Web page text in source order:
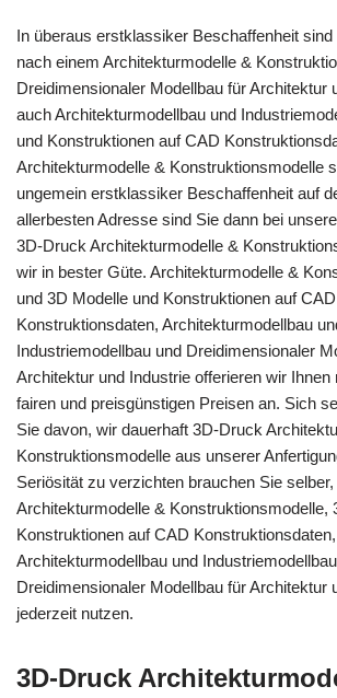
In überaus erstklassiker Beschaffenheit
nach einem Architekturmodelle &
Dreidimensionaler Modellbau für Architektur
auch Architekturmodellbau und
und Konstruktionen auf CAD
Architekturmodelle & Konstruktionsmodelle
ungemein erstklassiker Beschaffenheit auf
allerbesten Adresse sind Sie dann bei
3D-Druck Architekturmodelle &
wir in bester Güte. Architekturmodelle &
und 3D Modelle und Konstruktionen auf CAD
Konstruktionsdaten, Architekturmodellbau
Industriemodellbau und Dreidimensionaler
Architektur und Industrie offerieren wir
fairen und preisgünstigen Preisen an. Sich
Sie davon, wir dauerhaft 3D-Druck
Konstruktionsmodelle aus unserer
Seriösität zu verzichten brauchen Sie
Architekturmodelle & Konstruktionsmodelle,
Konstruktionen auf CAD Konstruktionsdaten,
Architekturmodellbau und
Dreidimensionaler Modellbau für Architektur
jederzeit nutzen.
3D-Druck